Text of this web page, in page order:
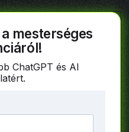
mesterséges
ChatGPT és AI